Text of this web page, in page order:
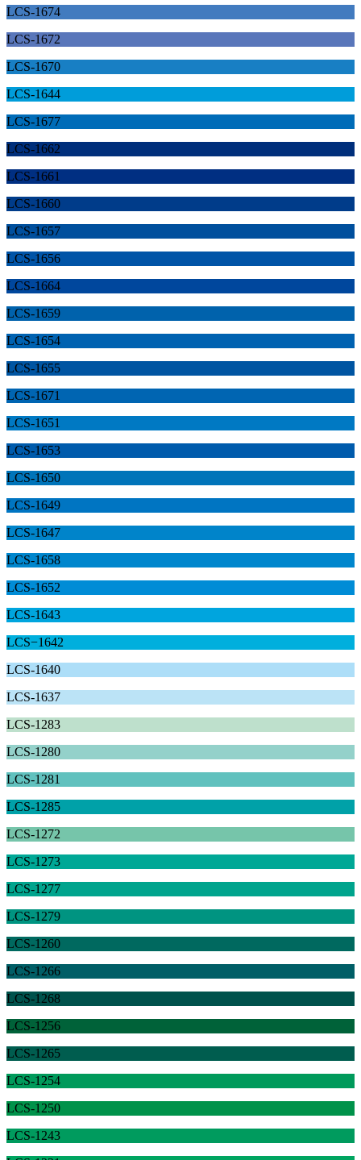
LCS-1674
LCS-1672
LCS-1670
LCS-1644
LCS-1677
LCS-1662
LCS-1661
LCS-1660
LCS-1657
LCS-1656
LCS-1664
LCS-1659
LCS-1654
LCS-1655
LCS-1671
LCS-1651
LCS-1653
LCS-1650
LCS-1649
LCS-1647
LCS-1658
LCS-1652
LCS-1643
LCS−1642
LCS-1640
LCS-1637
LCS-1283
LCS-1280
LCS-1281
LCS-1285
LCS-1272
LCS-1273
LCS-1277
LCS-1279
LCS-1260
LCS-1266
LCS-1268
LCS-1256
LCS-1265
LCS-1254
LCS-1250
LCS-1243